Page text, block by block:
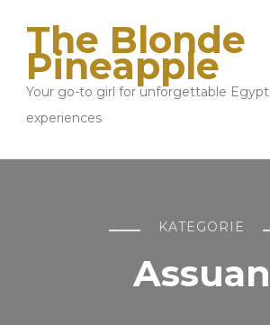
The Blonde
Pineapple
Your go-to girl for unforgettable Egypt
experiences
KATEGORIE
Assuan